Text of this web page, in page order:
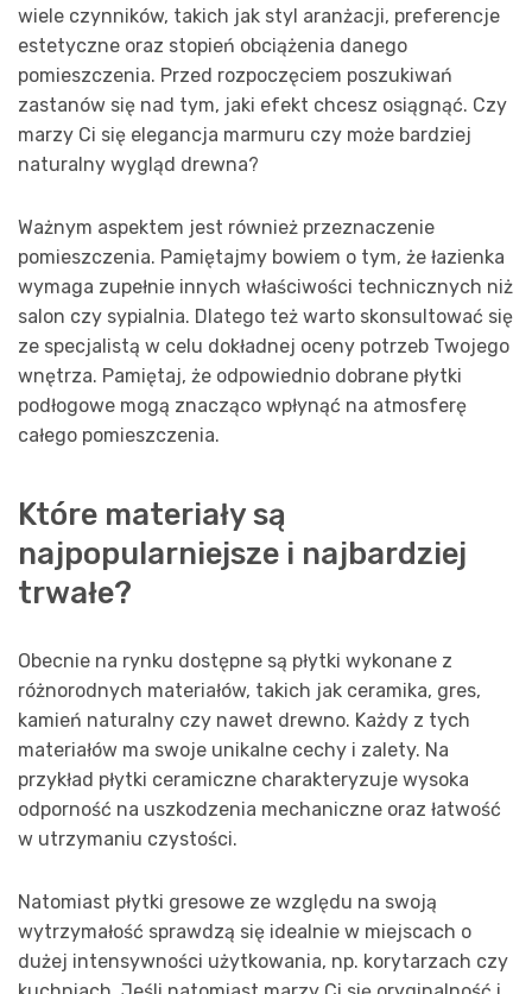
wiele czynników, takich jak styl aranżacji, preferencje
estetyczne oraz stopień obciążenia danego
pomieszczenia. Przed rozpoczęciem poszukiwań
zastanów się nad tym, jaki efekt chcesz osiągnąć. Czy
marzy Ci się elegancja marmuru czy może bardziej
naturalny wygląd drewna?
Ważnym aspektem jest również przeznaczenie
pomieszczenia. Pamiętajmy bowiem o tym, że łazienka
wymaga zupełnie innych właściwości technicznych niż
salon czy sypialnia. Dlatego też warto skonsultować się
ze specjalistą w celu dokładnej oceny potrzeb Twojego
wnętrza. Pamiętaj, że odpowiednio dobrane płytki
podłogowe mogą znacząco wpłynąć na atmosferę
całego pomieszczenia.
Które materiały są
najpopularniejsze i najbardziej
trwałe?
Obecnie na rynku dostępne są płytki wykonane z
różnorodnych materiałów, takich jak ceramika, gres,
kamień naturalny czy nawet drewno. Każdy z tych
materiałów ma swoje unikalne cechy i zalety. Na
przykład płytki ceramiczne charakteryzuje wysoka
odporność na uszkodzenia mechaniczne oraz łatwość
w utrzymaniu czystości.
Natomiast płytki gresowe ze względu na swoją
wytrzymałość sprawdzą się idealnie w miejscach o
dużej intensywności użytkowania, np. korytarzach czy